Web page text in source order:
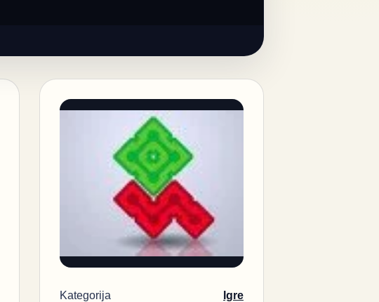
Kategorija Igre